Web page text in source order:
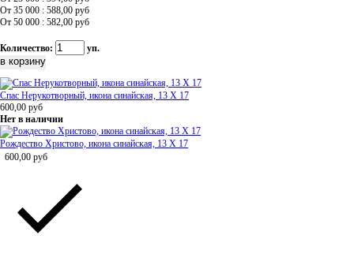
От 35 000 : 588,00 руб
От 50 000 : 582,00 руб
Количество: уп.
Спас Нерукотворный, икона синайская, 13 Х 17
600,00 руб
Нет в наличии
Рождество Христово, икона синайская, 13 Х 17
600,00 руб